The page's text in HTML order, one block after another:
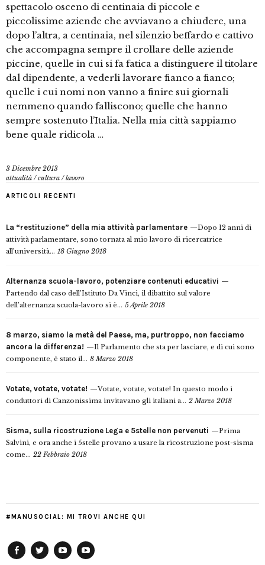
spettacolo osceno di centinaia di piccole e
piccolissime aziende che avviavano a chiudere, una
dopo l’altra, a centinaia, nel silenzio beffardo e cattivo
che accompagna sempre il crollare delle aziende
piccine, quelle in cui si fa fatica a distinguere il titolare
dal dipendente, a vederli lavorare fianco a fianco;
quelle i cui nomi non vanno a finire sui giornali
nemmeno quando falliscono; quelle che hanno
sempre sostenuto l’Italia. Nella mia città sappiamo
bene quale ridicola …
3 Dicembre 2013
attualità /cultura /lavoro
ARTICOLI RECENTI
La “restituzione” della mia attività parlamentare
Dopo 12 anni di
attività parlamentare, sono tornata al mio lavoro di ricercatrice
all’università... 18 Giugno 2018
Alternanza scuola-lavoro, potenziare contenuti educativi
Partendo dal caso dell’Istituto Da Vinci, il dibattito sul valore
dell’alternanza scuola-lavoro si è... 5 Aprile 2018
8 marzo, siamo la metà del Paese, ma, purtroppo, non facciamo
ancora la differenza!
Il Parlamento che sta per lasciare, e di cui sono
componente, è stato il... 8 Marzo 2018
Votate, votate, votate!
Votate, votate, votate! In questo modo i
conduttori di Canzonissima invitavano gli italiani a... 2 Marzo 2018
Sisma, sulla ricostruzione Lega e 5stelle non pervenuti
Prima
Salvini, e ora anche i 5stelle provano a usare la ricostruzione post-sisma
come... 22 Febbraio 2018
#MANUSOCIAL: MI TROVI ANCHE QUI